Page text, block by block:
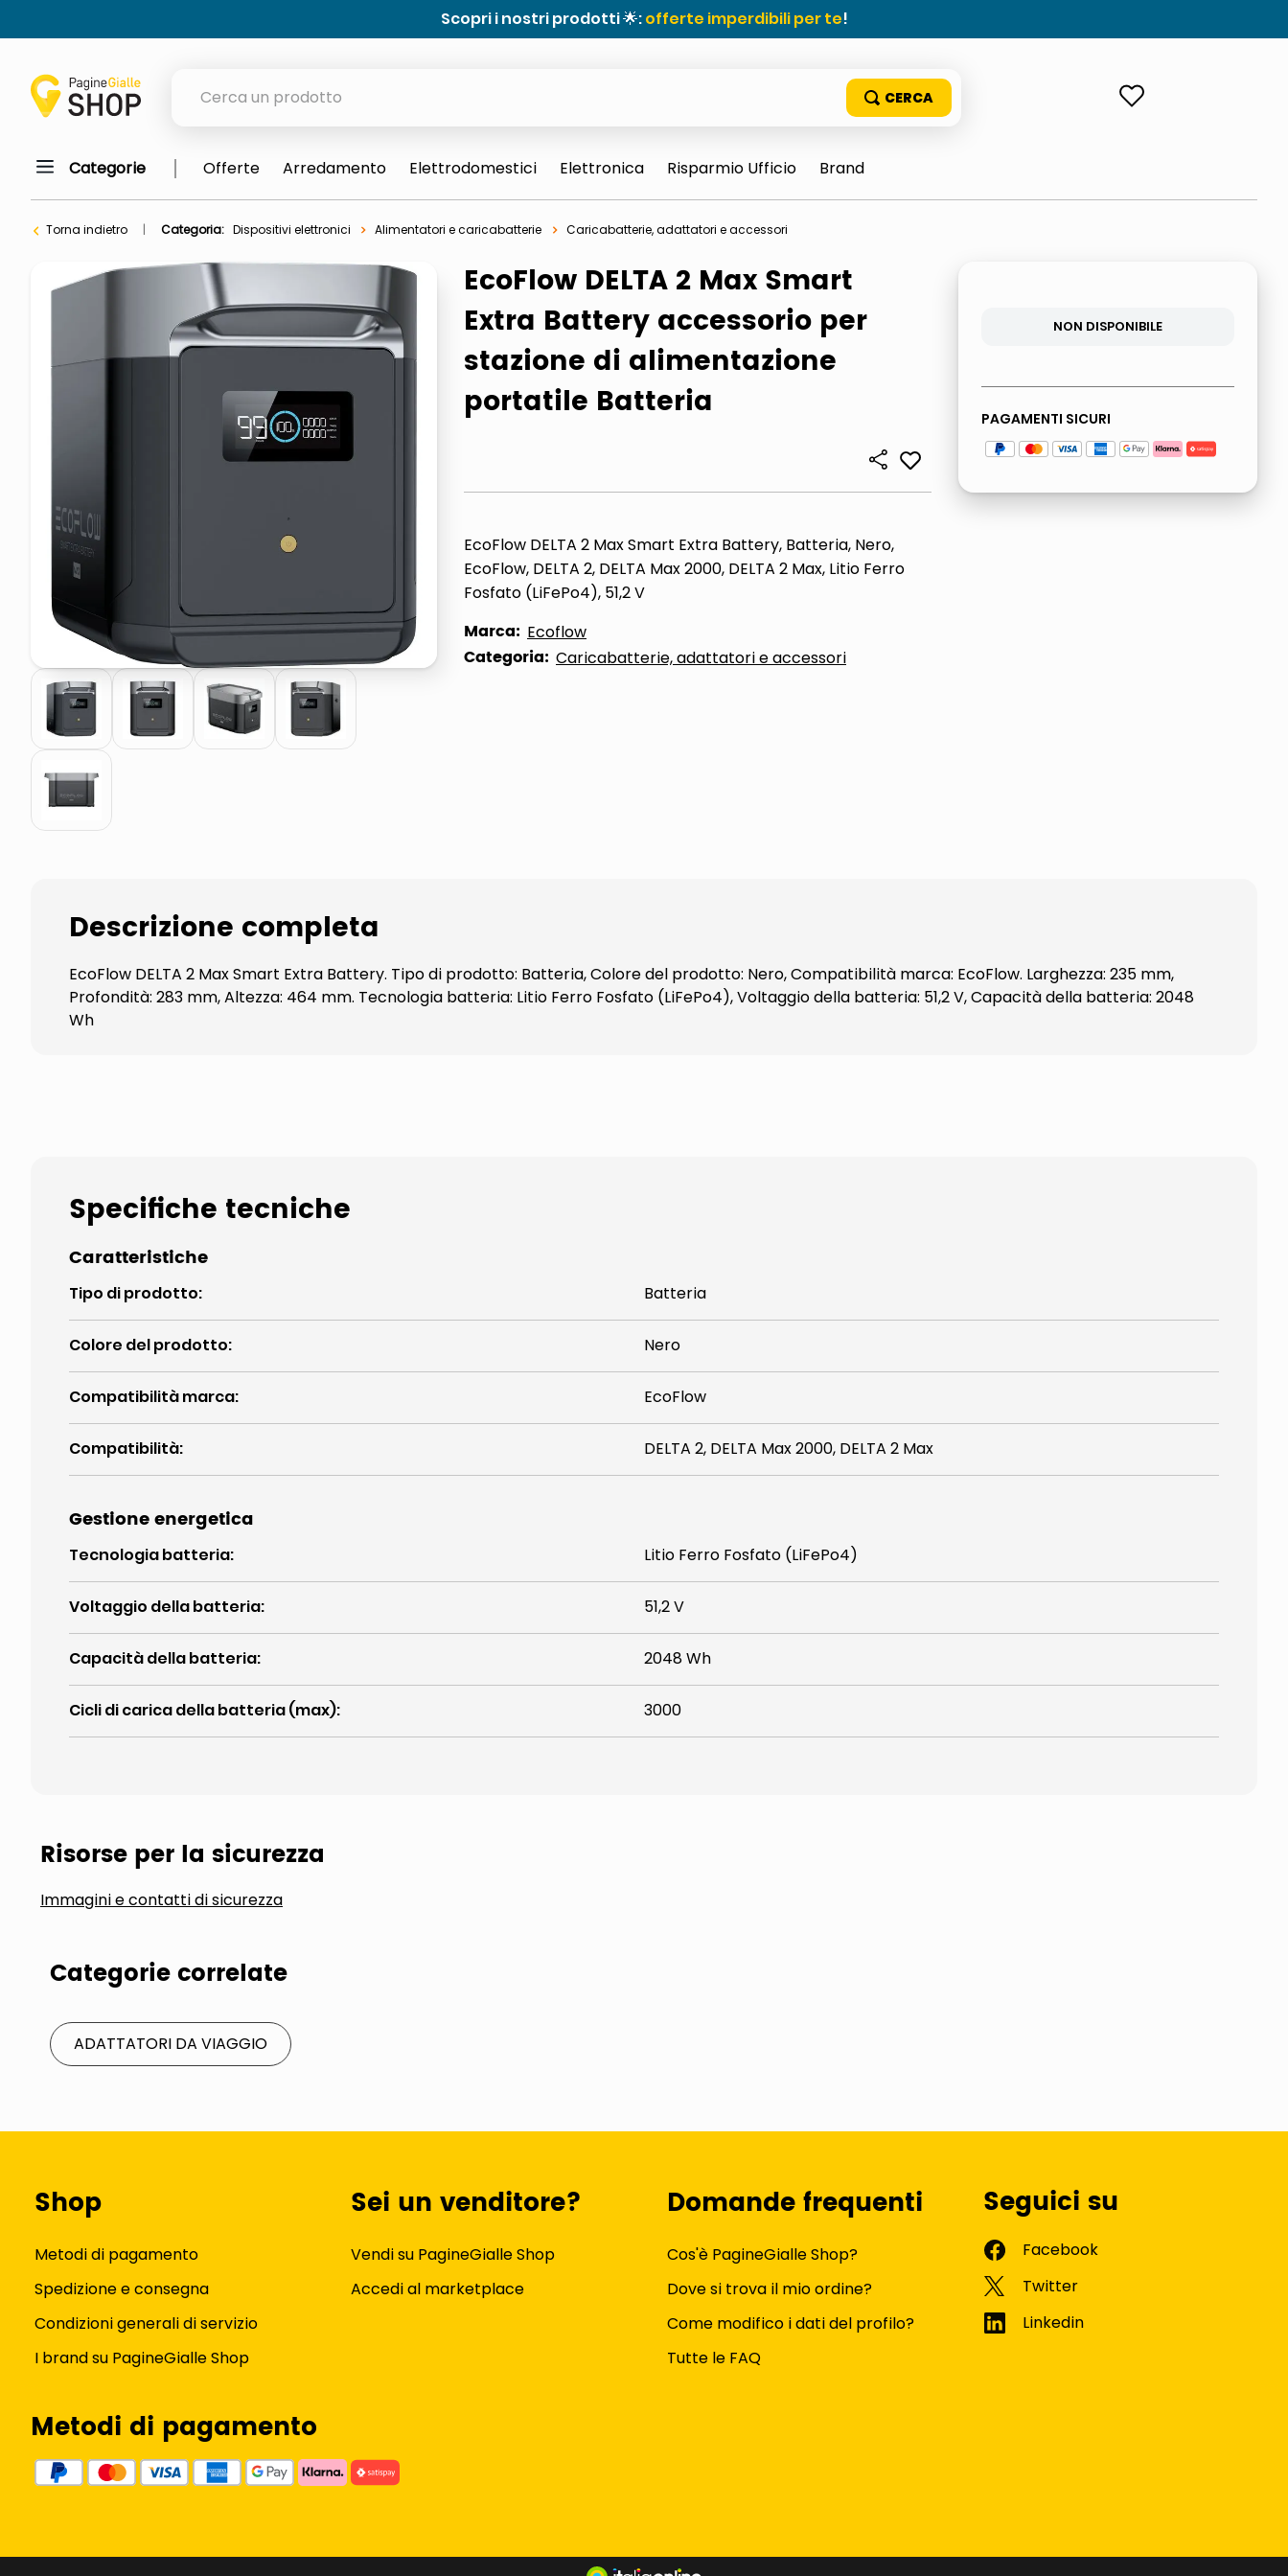
Scopri i nostri prodotti 🌟:offerte imperdibili per te!
orologio parete
meme
elenco
lucidatrice pavimenti
italia independent occhiali sole 0703 thin rotondo sun
pattumiera raccolta differenziata
Categorie Offerte Arredamento Elettrodomestici Elettronica Risparmio Ufficio Brand
Torna indietro Categoria: Dispositivi elettronici Alimentatori e caricabatterie Caricabatterie, adattatori e accessori
EcoFlow DELTA 2 Max Smart
Extra Battery accessorio per
stazione di alimentazione
portatile Batteria
EcoFlow DELTA 2 Max Smart Extra Battery, Batteria, Nero,
EcoFlow, DELTA 2, DELTA Max 2000, DELTA 2 Max, Litio Ferro
Fosfato (LiFePo4), 51,2 V
Marca: Ecoflow
Categoria: Caricabatterie, adattatori e accessori
NON DISPONIBILE
PAGAMENTI SICURI
Descrizione completa
EcoFlow DELTA 2 Max Smart Extra Battery. Tipo di prodotto: Batteria, Colore del prodotto: Nero, Compatibilità marca: EcoFlow. Larghezza: 235 mm,
Profondità: 283 mm, Altezza: 464 mm. Tecnologia batteria: Litio Ferro Fosfato (LiFePo4), Voltaggio della batteria: 51,2 V, Capacità della batteria: 2048
Wh
Specifiche tecniche
Caratteristiche
Tipo di prodotto: Batteria
Colore del prodotto: Nero
Compatibilità marca: EcoFlow
Compatibilità: DELTA 2, DELTA Max 2000, DELTA 2 Max
Gestione energetica
Tecnologia batteria: Litio Ferro Fosfato (LiFePo4)
Voltaggio della batteria: 51,2 V
Capacità della batteria: 2048 Wh
Cicli di carica della batteria (max): 3000
Risorse per la sicurezza
Immagini e contatti di sicurezza
Categorie correlate
ADATTATORI DA VIAGGIO
Shop
Metodi di pagamento
Spedizione e consegna
Condizioni generali di servizio
I brand su PagineGialle Shop
Sei un venditore?
Vendi su PagineGialle Shop
Accedi al marketplace
Domande frequenti
Cos'è PagineGialle Shop?
Dove si trova il mio ordine?
Come modifico i dati del profilo?
Tutte le FAQ
Seguici su
Metodi di pagamento